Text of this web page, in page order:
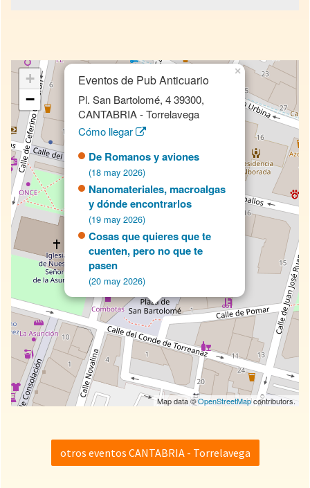
Eventos de Pub Anticuario
Pl. San Bartolomé, 4 39300,
CANTABRIA - Torrelavega
Cómo llegar
De Romanos y aviones
(18 may 2026)
Nanomateriales, macroalgas
y dónde encontrarlos
(19 may 2026)
Cosas que quieres que te
cuenten, pero no que te
pasen
(20 may 2026)
×
+
−
Map data ©OpenStreetMapcontributors.
otros eventos CANTABRIA - Torrelavega